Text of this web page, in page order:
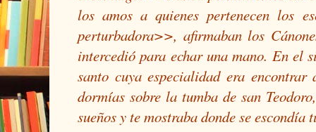
los amos a quienes pertenecen los
perturbadora>>, afirmaban los
intercedió para echar una mano. En el
santo cuya especialidad era encontrar
dormías sobre la tumba de san
sueños y te mostraba donde se